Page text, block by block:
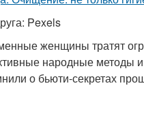
Pexels
женщины тратят
народные методы
о бьюти-секретах